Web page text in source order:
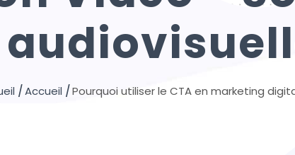
Pourquoi utiliser le CTA en marketing